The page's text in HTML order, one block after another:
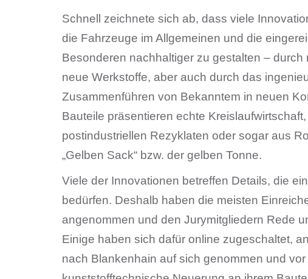
Schnell zeichnete sich ab, dass viele
die Fahrzeuge im Allgemeinen und die
Besonderen nachhaltiger zu gestalten – durch
neue Werkstoffe, aber auch durch das
Zusammenführen von Bekanntem in neuen
Bauteile präsentieren echte
postindustriellen Rezyklaten oder sogar aus
„Gelben Sack“ bzw. der gelben Tonne.
Viele der Innovationen betreffen Details, die
bedürfen. Deshalb haben die meisten
angenommen und den Jurymitgliedern Rede
Einige haben sich dafür online zugeschaltet,
nach Blankenhain auf sich genommen und